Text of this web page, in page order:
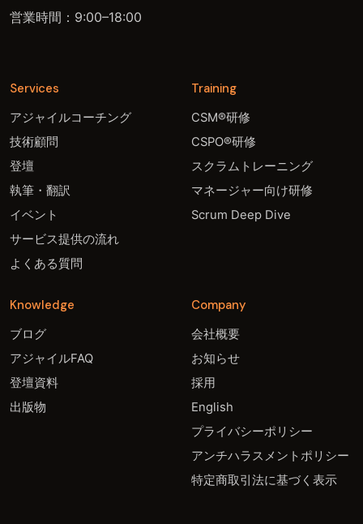
営業時間：9:00–18:00
Services
アジャイルコーチング
技術顧問
登壇
執筆・翻訳
イベント
サービス提供の流れ
よくある質問
Training
CSM®研修
CSPO®研修
スクラムトレーニング
マネージャー向け研修
Scrum Deep Dive
Knowledge
ブログ
アジャイルFAQ
登壇資料
出版物
Company
会社概要
お知らせ
採用
English
プライバシーポリシー
アンチハラスメントポリシー
特定商取引法に基づく表示